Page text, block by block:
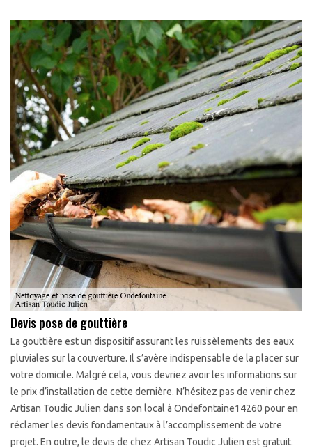
Devis pose de gouttière
La gouttière est un dispositif assurant les ruissèlements des eaux
pluviales sur la couverture. Il s’avère indispensable de la placer sur
votre domicile. Malgré cela, vous devriez avoir les informations sur
le prix d’installation de cette dernière. N’hésitez pas de venir chez
Artisan Toudic Julien dans son local à Ondefontaine14260 pour en
réclamer les devis fondamentaux à l’accomplissement de votre
projet. En outre, le devis de chez Artisan Toudic Julien est gratuit.